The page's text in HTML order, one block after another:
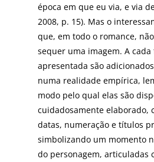
época em que eu via, e via
2008, p. 15). Mas o
que, em todo o romance,
sequer uma imagem. A cada
apresentada são
numa realidade empírica,
modo pelo qual elas são
cuidadosamente elaborado,
datas, numeração e títulos
simbolizando um momento
do personagem, articuladas